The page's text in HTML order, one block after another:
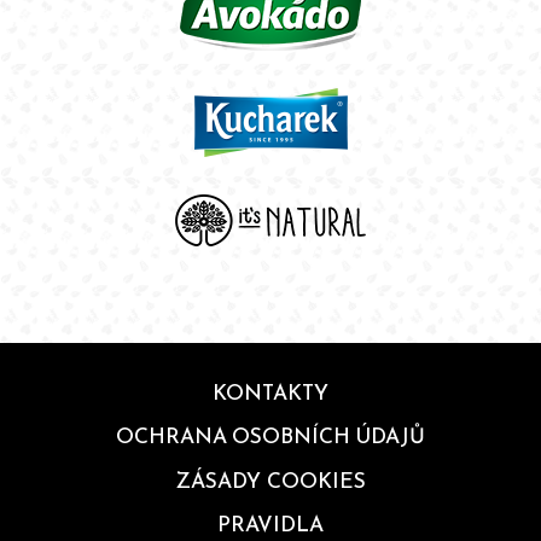
KONTAKTY
OCHRANA OSOBNÍCH ÚDAJŮ
ZÁSADY COOKIES
PRAVIDLA